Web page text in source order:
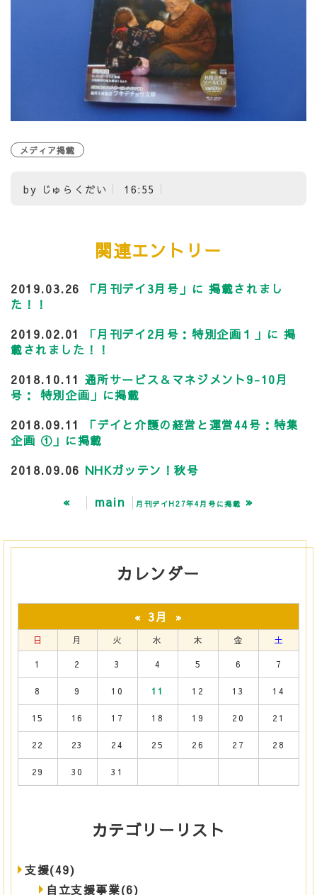
メディア掲載
by じゅらくだい 16:55
関連エントリー
2019.03.26
「月刊デイ3月号」に 掲載されまし
た！！
2019.02.01
「月刊デイ2月号：特別企画１」に 掲
載されました！！
2018.10.11 通所サービス＆マネジメント9-10月
号： 特別企画」に掲載
2018.09.11
「デイと介護の経営と運営44号：特集
企画 ①」に掲載
2018.09.06 NHKガッテン！秋号
« main 月刊デイH27年4月号に掲載 »
カレンダー
« 3月 »
日 月 火 水 木 金 土
1 2 3 4 5 6 7
8 9 10 11 12 13 14
15 16 17 18 19 20 21
22 23 24 25 26 27 28
29 30 31
カテゴリーリスト
支援(49)
自立支援事業(6)